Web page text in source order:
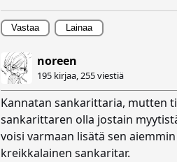
Vastaa Lainaa
noreen
195 kirjaa,255 viestiä
Kannatan sankarittaria, mutten
sankarittaren olla jostain
voisi varmaan lisätä sen
kreikkalainen sankaritar.